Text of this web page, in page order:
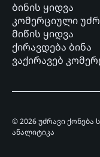
ბინის ყიდვა
კომერციული
მიწის ყიდვა
ქირავდება ბინა
ვაქირავებ
© 2026 უძრავი
ანალიტიკა